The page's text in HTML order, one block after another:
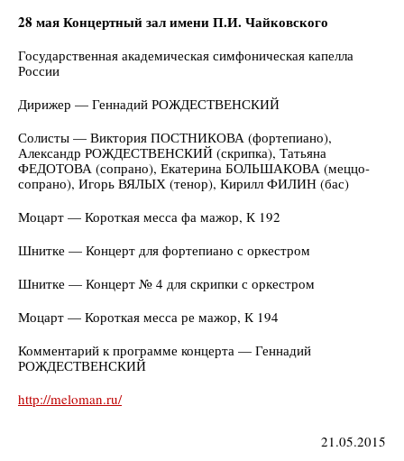
28 мая Концертный зал имени П.И. Чайковского
Государственная академическая симфоническая капелла
России
Дирижер — Геннадий РОЖДЕСТВЕНСКИЙ
Солисты — Виктория ПОСТНИКОВА (фортепиано),
Александр РОЖДЕСТВЕНСКИЙ (скрипка), Татьяна
ФЕДОТОВА (сопрано), Екатерина БОЛЬШАКОВА (меццо-
сопрано), Игорь ВЯЛЫХ (тенор), Кирилл ФИЛИН (бас)
Моцарт — Короткая месса фа мажор, К 192
Шнитке — Концерт для фортепиано с оркестром
Шнитке — Концерт № 4 для скрипки с оркестром
Моцарт — Короткая месса ре мажор, К 194
Комментарий к программе концерта — Геннадий
РОЖДЕСТВЕНСКИЙ
http://meloman.ru/
21.05.2015